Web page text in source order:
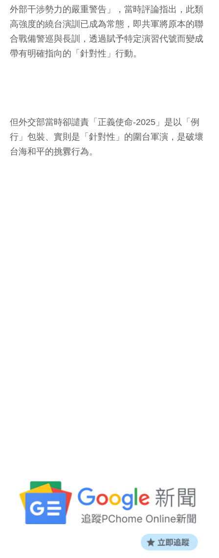
外部干涉勢力的嚴重警告」，當時評論指出，此類
高強度的繞台演訓已成為常態，即共軍將原本的聯
合戰備警巡與長訓，透過賦予特定演習代號而變成
帶有明確指向的「針對性」行動。
但外交部當時卻譴責「正義使命-2025」是以「例
行」包裝、實則是「針對性」的圍台軍演，是破壞
台海和平的挑釁行為。